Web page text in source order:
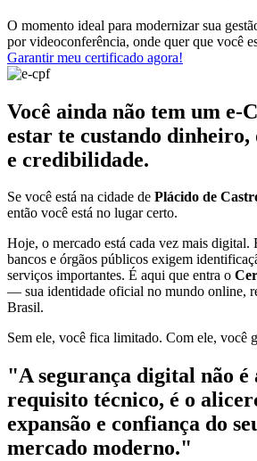
O momento ideal para modernizar sua
por videoconferência, onde quer que você
Garantir meu certificado agora!
Você ainda não tem um e-
estar te custando
e credibilidade.
Se você está na cidade de Plácido de
então você está no lugar certo.
Hoje, o mercado está cada vez mais digital.
bancos e órgãos públicos exigem
serviços importantes. É aqui que entra o
— sua identidade oficial no mundo online,
Brasil.
Sem ele, você fica limitado. Com ele, você
"A segurança digital não é
requisito técnico, é o
expansão e confiança do
mercado moderno."